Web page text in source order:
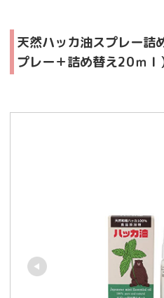
天然ハッカ油スプレー詰
プレー＋詰め替え20ｍｌ